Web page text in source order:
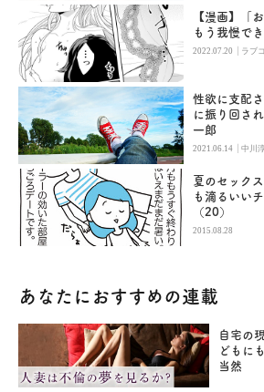
【漫画】「
もう我慢で
2022.07.20 | ラブ
性欲に支配
に振り回さ
一郎
2021.06.14 |中川
夏のセック
も滴るいい
（20）
2015.08.28
あなたにおすすめの連載
自宅の
どもに
当然